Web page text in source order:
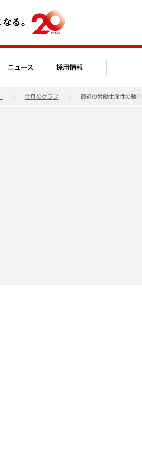
ニュース 採用情報
今月のグラフ 最近の労働生産性の動向